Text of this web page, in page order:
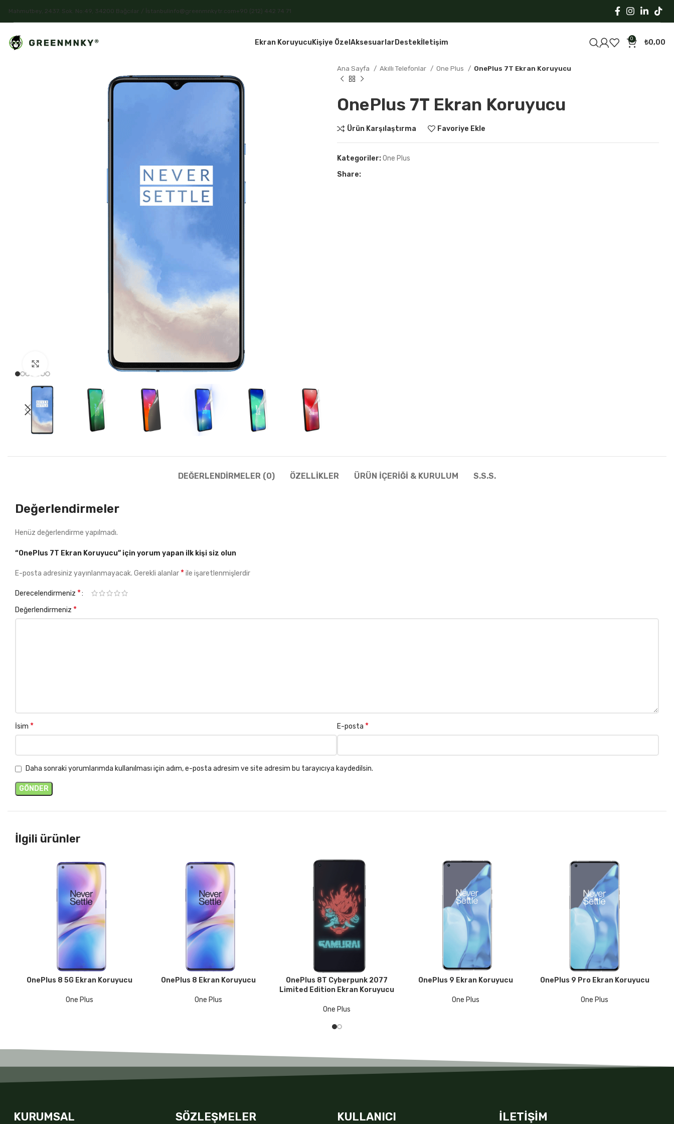
Mahmutbey, 2437. Sok. No:49, 34200 Bağcılar / İstanbulinfo@greenmnkytr.com +90 (212) 442 74 71
Ekran KoruyucuKişiye Özel Aksesuarlar Destekİletişim 0 ₺0,00
Ana Sayfa Akıllı Telefonlar One Plus OnePlus 7T Ekran Koruyucu
OnePlus 7T Ekran Koruyucu
Ürün Karşılaştırma Favoriye Ekle
Kategoriler:One Plus
Share:
DEĞERLENDIRMELER (0) ÖZELLIKLER ÜRÜN İÇERIĞI & KURULUM S.S.S.
Değerlendirmeler
Henüz değerlendirme yapılmadı.
“OnePlus 7T Ekran Koruyucu” için yorum yapan ilk kişi siz olun
E-posta adresiniz yayınlanmayacak. Gerekli alanlar *ile işaretlenmişlerdir
Derecelendirmeniz *
Değerlendirmeniz *
İsim * E-posta *
Daha sonraki yorumlarımda kullanılması için adım, e-posta adresim ve site adresim bu tarayıcıya kaydedilsin.
İlgili ürünler
DEVAMINI OKU
OnePlus 8 5G Ekran Koruyucu
One Plus
DEVAMINI OKU
OnePlus 8 Ekran Koruyucu
One Plus
DEVAMINI OKU
OnePlus 8T Cyberpunk 2077
Limited Edition Ekran Koruyucu
One Plus
DEVAMINI OKU
OnePlus 9 Ekran Koruyucu
One Plus
DEVAMINI OKU
OnePlus 9 Pro Ekran Koruyucu
One Plus
KURUMSAL SÖZLEŞMELER KULLANICI İLETİŞİM